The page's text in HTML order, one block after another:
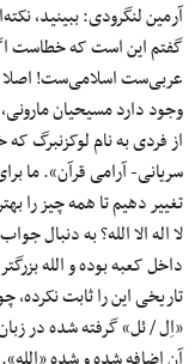
آرمین لنگرودی: ببینید،
گفتم این است که خطاست
عربی‌ست اسلامی‌ست!
وجود دارد مسیحیان
از فردی به نام لوکزنبرگ
سریانی- آرامی قرآن». ما
تغییر دهیم تا همه چیز را
لا اله الا الله؟ به دنبال
داخل کعبه بوده و الله
تاریخی این را ثابت نکرده،
«اِل / ئل» گرفته شده در